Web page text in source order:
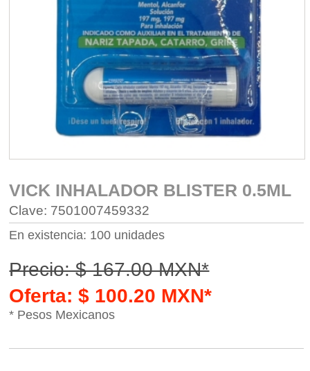
VICK INHALADOR BLISTER 0.5ML
Clave: 7501007459332
En existencia: 100 unidades
Precio: $ 167.00 MXN*
Oferta: $ 100.20 MXN*
* Pesos Mexicanos